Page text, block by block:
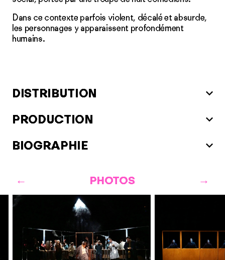
Dans ce contexte parfois violent, décalé et absurde,
les personnages y apparaissent profondément
humains.
DISTRIBUTION
PRODUCTION
BIOGRAPHIE
PHOTOS